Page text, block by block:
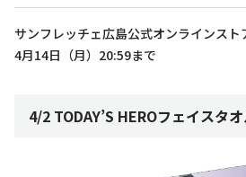
サンフレッチェ広島公式オンラインス
4月14日（月）20:59まで
4/2 TODAY’S HEROフェイスタ